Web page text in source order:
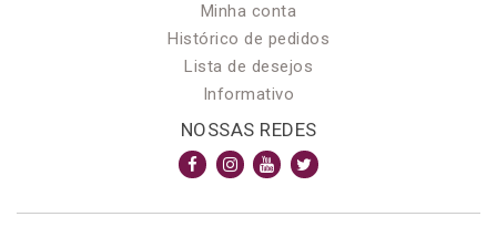
Minha conta
Histórico de pedidos
Lista de desejos
Informativo
NOSSAS REDES